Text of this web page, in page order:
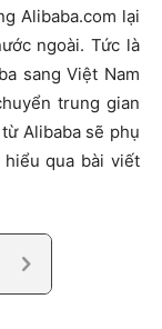
Alibaba.com lại
ngoài. Tức là
sang Việt Nam
trung gian
Alibaba sẽ phụ
qua bài viết